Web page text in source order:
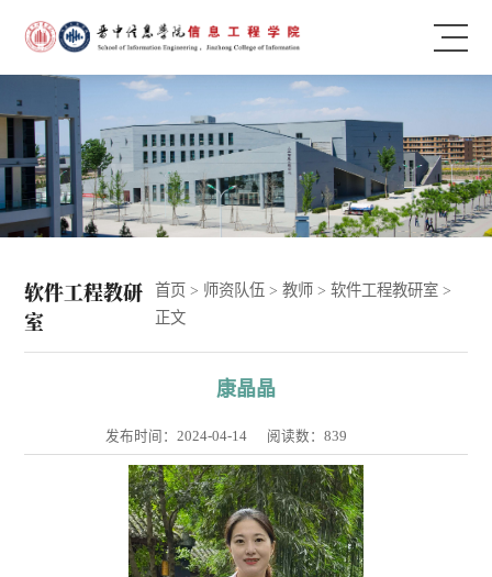
软件工程教研
室
首页 > 师资队伍 >教师 >软件工程教研室 >
正文
康晶晶
发布时间：2024-04-14 阅读数： 839